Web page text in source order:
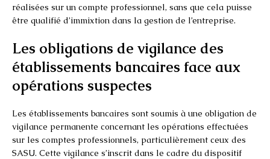
réalisées sur un compte professionnel, sans que cela puisse
être qualifié d’immixtion dans la gestion de l’entreprise.
Les obligations de vigilance des
établissements bancaires face aux
opérations suspectes
Les établissements bancaires sont soumis à une obligation de
vigilance permanente concernant les opérations effectuées
sur les comptes professionnels, particulièrement ceux des
SASU. Cette vigilance s’inscrit dans le cadre du dispositif